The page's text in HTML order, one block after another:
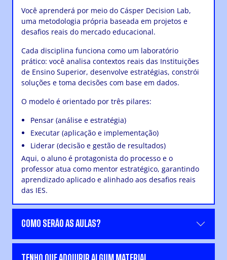
Você aprenderá por meio do Cásper Decision Lab,
uma metodologia própria baseada em projetos e
desafios reais do mercado educacional.
Cada disciplina funciona como um laboratório
prático: você analisa contextos reais das Instituições
de Ensino Superior, desenvolve estratégias, constrói
soluções e toma decisões com base em dados.
O modelo é orientado por três pilares:
Pensar (análise e estratégia)
Executar (aplicação e implementação)
Liderar (decisão e gestão de resultados)
Aqui, o aluno é protagonista do processo e o
professor atua como mentor estratégico, garantindo
aprendizado aplicado e alinhado aos desafios reais
das IES.
COMO SERÃO AS AULAS?
TENHO QUE ADQUIRIR ALGUM MATERIAL